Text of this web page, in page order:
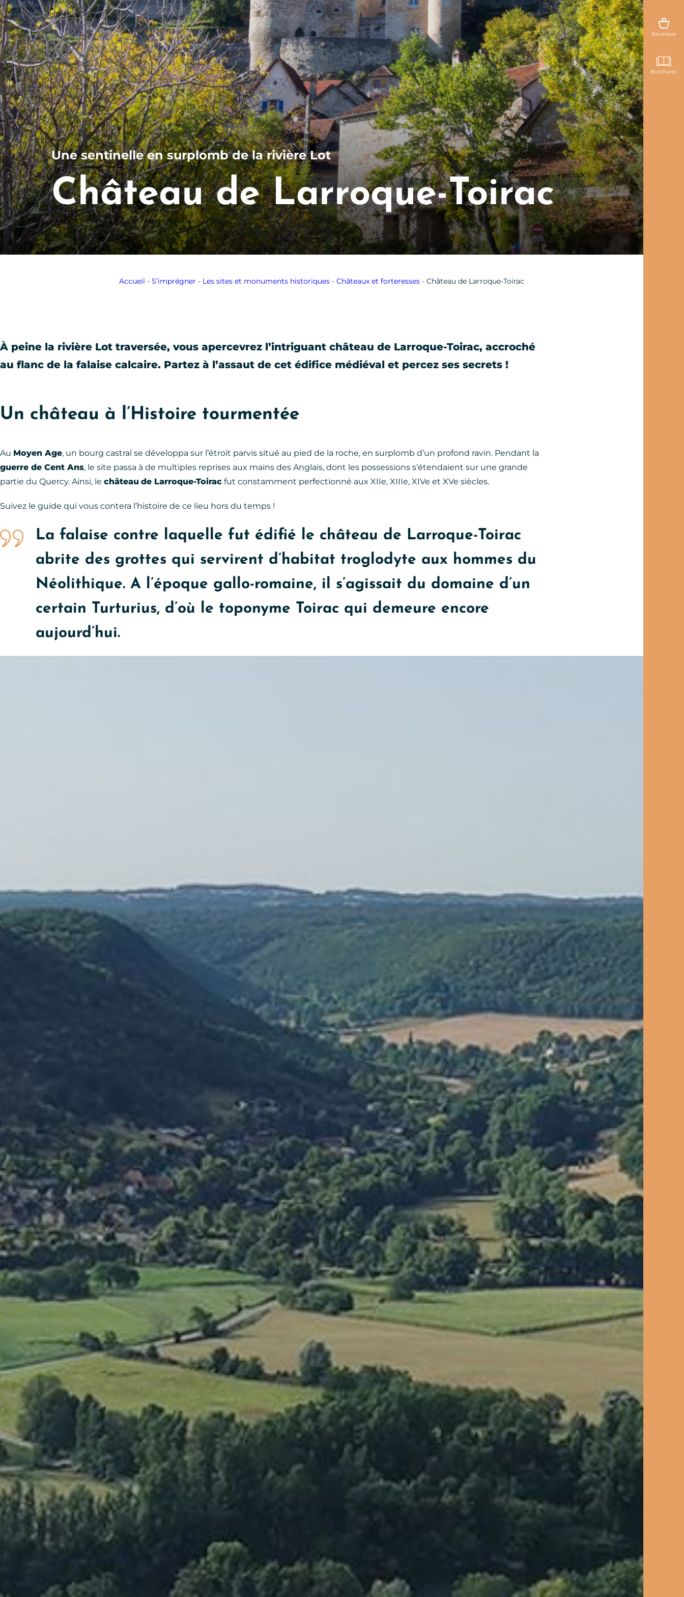
Une sentinelle en surplomb de la rivière Lot
Château de Larroque-Toirac
Accueil - S’imprégner - Les sites et monuments historiques - Châteaux et forteresses - Château de Larroque-Toirac
Boutique
Brochures
À peine la rivière Lot traversée, vous apercevrez l’intriguant château de Larroque-Toirac, accroché
au flanc de la falaise calcaire. Partez à l’assaut de cet édifice médiéval et percez ses secrets !
Un château à l’Histoire tourmentée
Au Moyen Age, un bourg castral se développa sur l’étroit parvis situé au pied de la roche, en surplomb d’un profond ravin. Pendant la
guerre de Cent Ans, le site passa à de multiples reprises aux mains des Anglais, dont les possessions s’étendaient sur une grande
partie du Quercy. Ainsi, le château de Larroque-Toirac fut constamment perfectionné aux XIIe, XIIIe, XIVe et XVe siècles.
Suivez le guide qui vous contera l’histoire de ce lieu hors du temps !
La falaise contre laquelle fut édifié le château de Larroque-Toirac
abrite des grottes qui servirent d’habitat troglodyte aux hommes du
Néolithique. A l’époque gallo-romaine, il s’agissait du domaine d’un
certain Turturius, d’où le toponyme Toirac qui demeure encore
aujourd’hui.